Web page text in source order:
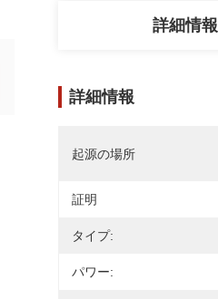
詳細情報
詳細情報
起源の場所
証明
タイプ:
パワー: